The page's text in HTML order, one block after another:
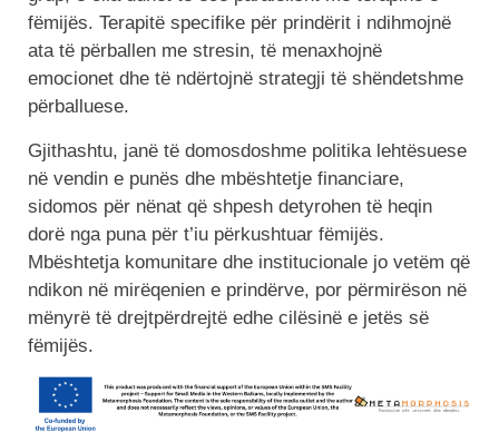
fëmijës. Terapitë specifike për prindërit i ndihmojnë
ata të përballen me stresin, të menaxhojnë
emocionet dhe të ndërtojnë strategji të shëndetshme
përballuese.
Gjithashtu, janë të domosdoshme politika lehtësuese
në vendin e punës dhe mbështetje financiare,
sidomos për nënat që shpesh detyrohen të heqin
dorë nga puna për t’iu përkushtuar fëmijës.
Mbështetja komunitare dhe institucionale jo vetëm që
ndikon në mirëqenien e prindërve, por përmirëson në
mënyrë të drejtpërdrejtë edhe cilësinë e jetës së
fëmijës.